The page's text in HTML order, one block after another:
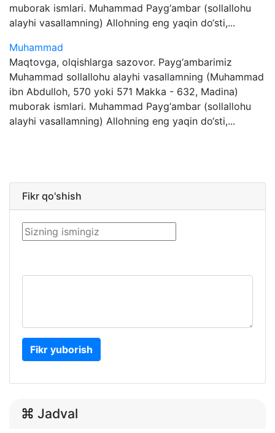
muborak ismlari. Muhammad Payg‘ambar (sollallohu
alayhi vasallamning) Allohning eng yaqin do‘sti,...
Muhammad
Maqtovga, olqishlarga sazovor. Payg‘ambarimiz
Muhammad sollallohu alayhi vasallamning (Muhammad
ibn Abdulloh, 570 yoki 571 Makka - 632, Madina)
muborak ismlari. Muhammad Payg‘ambar (sollallohu
alayhi vasallamning) Allohning eng yaqin do‘sti,...
Fikr qo'shish
Fikr yuborish
Jadval